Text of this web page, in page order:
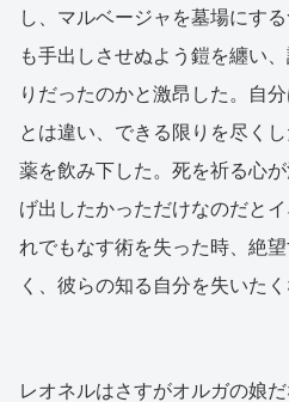
し、マルベージャを墓場にす
も手出しさせぬよう鎧を纏い
りだったのかと激昂した。自
とは違い、できる限りを尽く
薬を飲み下した。死を祈る心
げ出したかっただけなのだと
れでもなす術を失った時、絶
く、彼らの知る自分を失いたく
レオネルはさすがオルガの娘